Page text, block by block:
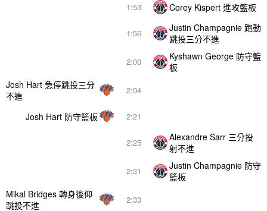
2:33
Mikal Bridges 轉身後仰
跳投不進
2:31
Justin Champagnie 防守
籃板
2:25
Alexandre Sarr 三分投
射不進
2:21
Josh Hart 防守籃板
2:04
Josh Hart 急停跳投三分
不進
2:00
Kyshawn George 防守籃
板
1:56
Justin Champagnie 跑動
跳投三分不進
1:53 Corey Kispert 進攻籃板